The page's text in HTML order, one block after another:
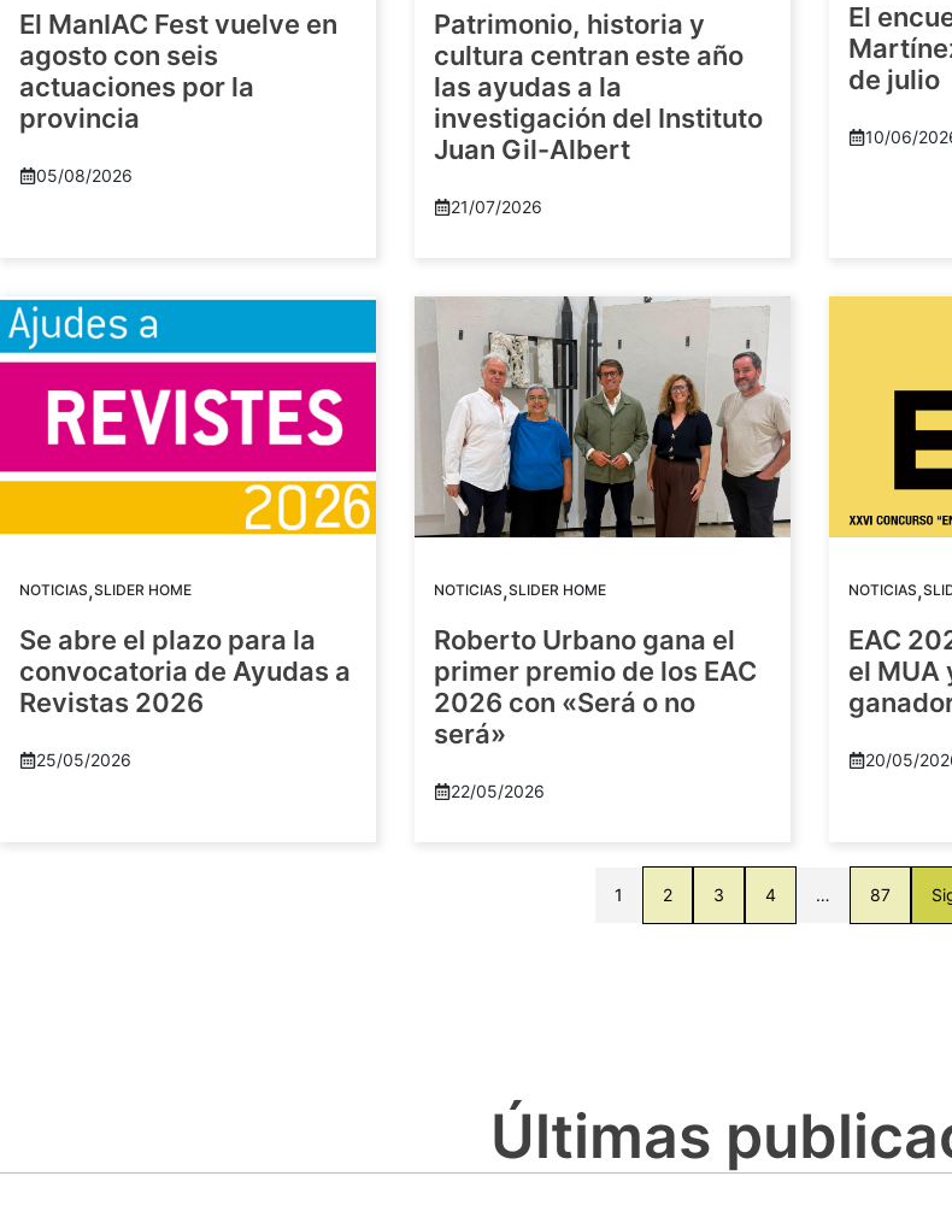
El ManIAC Fest vuelve en
agosto con seis
actuaciones por la
provincia
05/08/2026
Patrimonio, historia y
cultura centran este año
las ayudas a la
investigación del Instituto
Juan Gil-Albert
21/07/2026
El
de julio
10/06/
NOTICIAS,SLIDER HOME
Se abre el plazo para la
convocatoria de Ayudas a
Revistas 2026
25/05/2026
NOTICIAS,SLIDER HOME
Roberto Urbano gana el
primer premio de los EAC
2026 con «Será o no
será»
22/05/2026
NOTICIAS,
EAC
el MUA
20/05/
1 2 3 4 … 87
Últimas